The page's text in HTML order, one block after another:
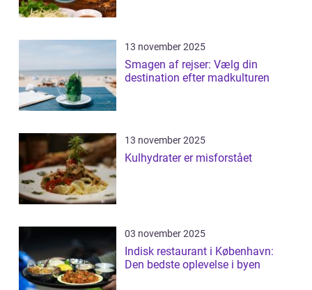
13 november 2025
Smagen af rejser: Vælg din
destination efter madkulturen
13 november 2025
Kulhydrater er misforstået
03 november 2025
Indisk restaurant i København:
Den bedste oplevelse i byen